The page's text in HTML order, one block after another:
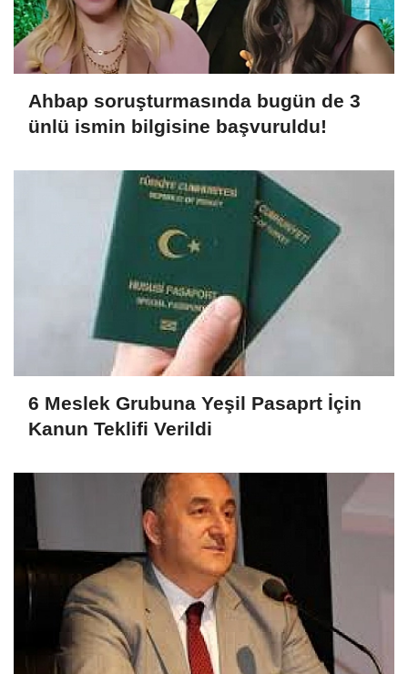
Ahbap soruşturmasında bugün de 3
ünlü ismin bilgisine başvuruldu!
6 Meslek Grubuna Yeşil Pasaprt İçin
Kanun Teklifi Verildi